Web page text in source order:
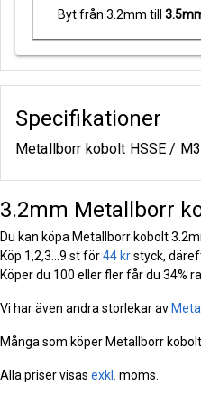
Byt från 3.2mm till
Specifikationer
Metallborr kobolt HSSE /
3.2mm Metallborr
Du kan köpa Metallborr kobolt
Köp 1,2,3...9 st för44 krstyck,
Köper du 100 eller fler får du 34%
Vi har även andra storlekar av
Många som köper Metallborr
Alla priser visas exkl. moms.